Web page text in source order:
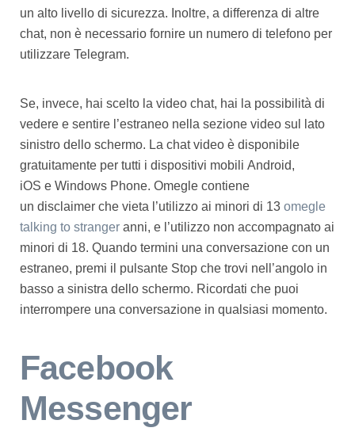
un alto livello di sicurezza. Inoltre, a differenza di altre
chat, non è necessario fornire un numero di telefono per
utilizzare Telegram.
Se, invece, hai scelto la video chat, hai la possibilità di
vedere e sentire l’estraneo nella sezione video sul lato
sinistro dello schermo. La chat video è disponibile
gratuitamente per tutti i dispositivi mobili Android,
iOS e Windows Phone. Omegle contiene
un disclaimer che vieta l’utilizzo ai minori di 13 omegle
talking to stranger anni, e l’utilizzo non accompagnato ai
minori di 18. Quando termini una conversazione con un
estraneo, premi il pulsante Stop che trovi nell’angolo in
basso a sinistra dello schermo. Ricordati che puoi
interrompere una conversazione in qualsiasi momento.
Facebook
Messenger